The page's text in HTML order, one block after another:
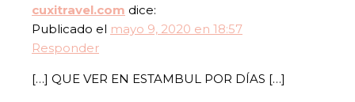
cuxitravel.com dice:
Publicado el mayo 9, 2020 en 18:57
Responder
[…] QUE VER EN ESTAMBUL POR DÍAS […]